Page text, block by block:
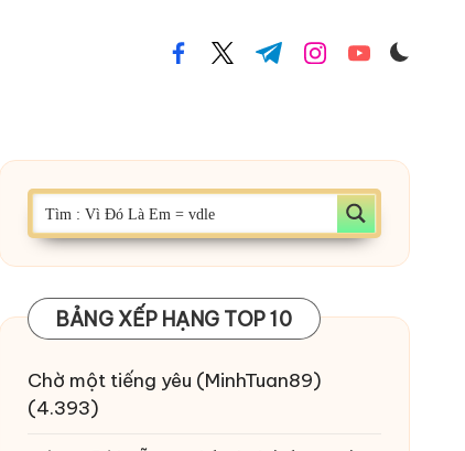
facebook.com
twitter.com
t.me instagram.com
youtube.com
BẢNG XẾP HẠNG TOP 10
Chờ một tiếng yêu (MinhTuan89)
(4.393)